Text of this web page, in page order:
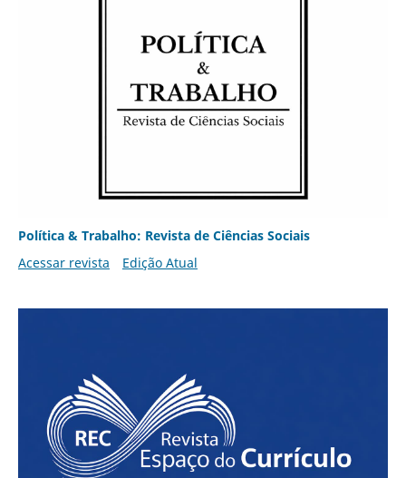
Política & Trabalho: Revista de Ciências Sociais
Acessar revista
Edição Atual